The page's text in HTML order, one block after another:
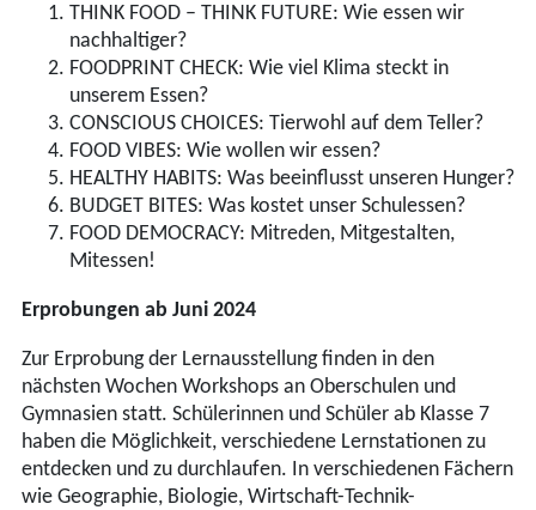
THINK FOOD – THINK FUTURE: Wie essen wir
nachhaltiger?
FOODPRINT CHECK: Wie viel Klima steckt in
unserem Essen?
CONSCIOUS CHOICES: Tierwohl auf dem Teller?
FOOD VIBES: Wie wollen wir essen?
HEALTHY HABITS: Was beeinflusst unseren Hunger?
BUDGET BITES: Was kostet unser Schulessen?
FOOD DEMOCRACY: Mitreden, Mitgestalten,
Mitessen!
Erprobungen ab Juni 2024
Zur Erprobung der Lernausstellung finden in den
nächsten Wochen Workshops an Oberschulen und
Gymnasien statt. Schülerinnen und Schüler ab Klasse 7
haben die Möglichkeit, verschiedene Lernstationen zu
entdecken und zu durchlaufen. In verschiedenen Fächern
wie Geographie, Biologie, Wirtschaft-Technik-